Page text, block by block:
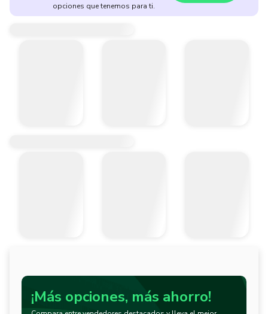
opciones que tenemos para ti.
¡Más opciones, más ahorro!